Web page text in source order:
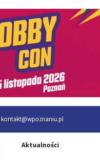
kontakt@wpoznaniu.pl
Aktualności